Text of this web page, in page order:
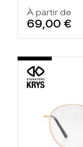
À partir de
69,00 €